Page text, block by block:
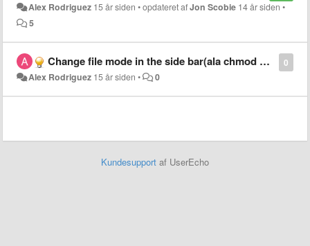
Alex Rodriguez 15 år siden •opdateret afJon Scobie 14 år siden •
5
0
Change file mode in the side bar(ala chmod +w, etc)
Alex Rodriguez 15 år siden • 0
Kundesupport af UserEcho